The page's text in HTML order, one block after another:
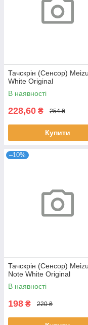
Тачскрін (Сенсор)
White Original
В наявності
228,60 ₴ 254 ₴
Купити
–10%
Тачскрін (Сенсор)
Note White Original
В наявності
198 ₴ 220 ₴